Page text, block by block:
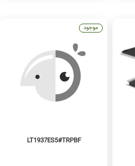
LT1937ES5#TRPBF
موجود